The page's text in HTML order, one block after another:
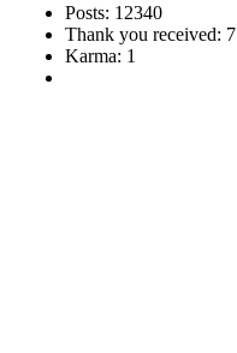
Posts: 12340
Thank you received: 7
Karma: 1